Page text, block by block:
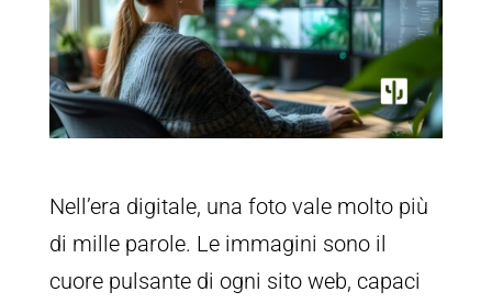
Nell’era digitale, una foto vale molto più
di mille parole. Le immagini sono il
cuore pulsante di ogni sito web, capaci